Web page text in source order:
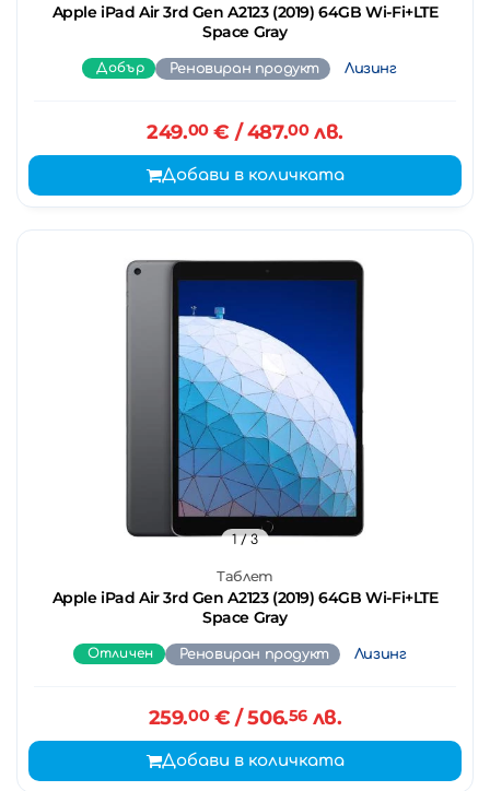
Apple iPad Air 3rd Gen A2123 (2019) 64GB Wi-Fi+LTE
Space Gray
Добър Реновиран продукт Лизинг
249.00€ / 487.00лв.
Добави в количката
Таблет
Apple iPad Air 3rd Gen A2123 (2019) 64GB Wi-Fi+LTE
Space Gray
1/ 3
Отличен Реновиран продукт Лизинг
259.00€ / 506.56лв.
Добави в количката